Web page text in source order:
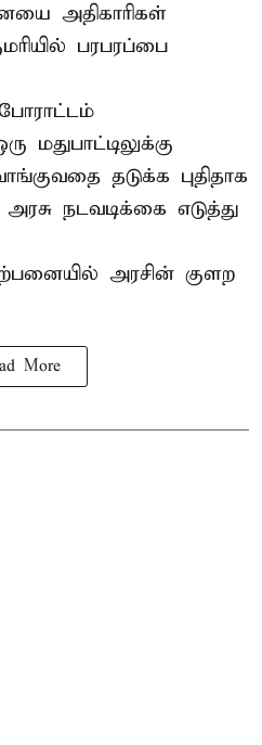
அதிகாரிகள்
பரபரப்பை
மதுபாட்டிலுக்கு
தடுக்க புதிதாக
நடவடிக்கை எடுத்து
அரசின் குளற
More